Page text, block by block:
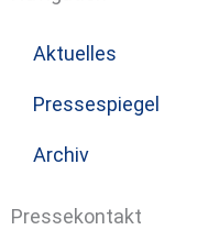
Aktuelles
Pressespiegel
Archiv
Pressekontakt